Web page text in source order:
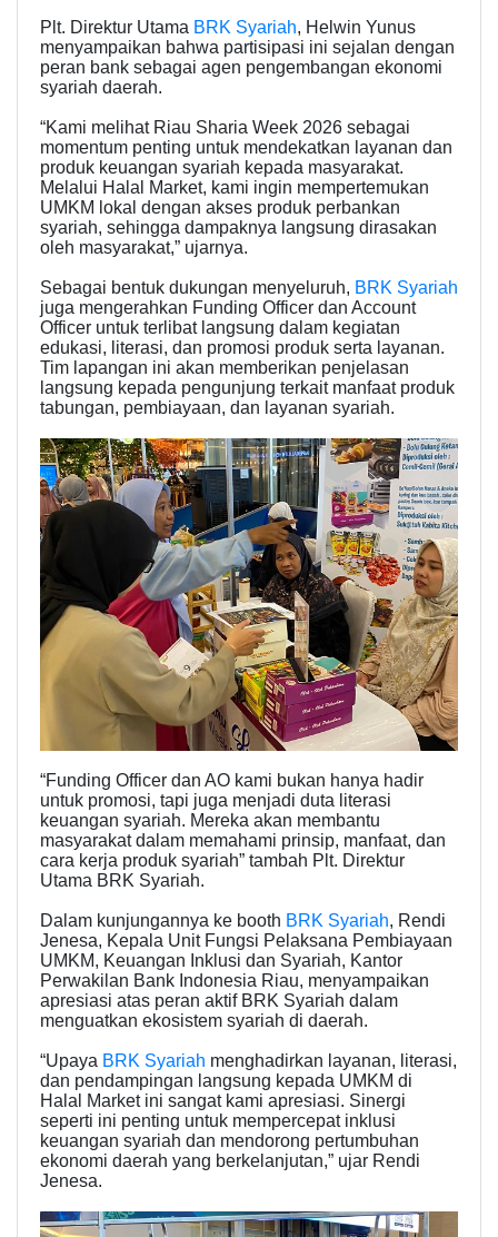
Plt. Direktur Utama BRK Syariah, Helwin Yunus
menyampaikan bahwa partisipasi ini sejalan dengan
peran bank sebagai agen pengembangan ekonomi
syariah daerah.
“Kami melihat Riau Sharia Week 2026 sebagai
momentum penting untuk mendekatkan layanan dan
produk keuangan syariah kepada masyarakat.
Melalui Halal Market, kami ingin mempertemukan
UMKM lokal dengan akses produk perbankan
syariah, sehingga dampaknya langsung dirasakan
oleh masyarakat,” ujarnya.
Sebagai bentuk dukungan menyeluruh, BRK Syariah
juga mengerahkan Funding Officer dan Account
Officer untuk terlibat langsung dalam kegiatan
edukasi, literasi, dan promosi produk serta layanan.
Tim lapangan ini akan memberikan penjelasan
langsung kepada pengunjung terkait manfaat produk
tabungan, pembiayaan, dan layanan syariah.
“Funding Officer dan AO kami bukan hanya hadir
untuk promosi, tapi juga menjadi duta literasi
keuangan syariah. Mereka akan membantu
masyarakat dalam memahami prinsip, manfaat, dan
cara kerja produk syariah” tambah Plt. Direktur
Utama BRK Syariah.
Dalam kunjungannya ke booth BRK Syariah, Rendi
Jenesa, Kepala Unit Fungsi Pelaksana Pembiayaan
UMKM, Keuangan Inklusi dan Syariah, Kantor
Perwakilan Bank Indonesia Riau, menyampaikan
apresiasi atas peran aktif BRK Syariah dalam
menguatkan ekosistem syariah di daerah.
“Upaya BRK Syariah menghadirkan layanan, literasi,
dan pendampingan langsung kepada UMKM di
Halal Market ini sangat kami apresiasi. Sinergi
seperti ini penting untuk mempercepat inklusi
keuangan syariah dan mendorong pertumbuhan
ekonomi daerah yang berkelanjutan,” ujar Rendi
Jenesa.